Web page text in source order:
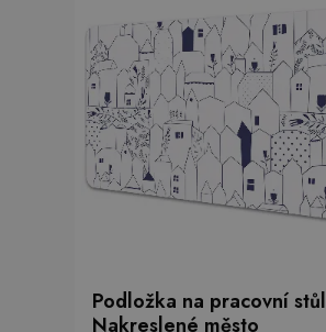
Podložka na pracovní stůl
Nakreslené město